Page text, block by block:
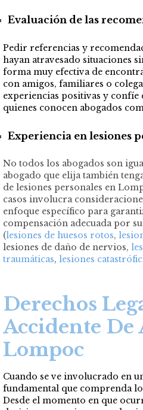
Evaluación de las
Pedir referencias y
hayan atravesado situaciones
forma muy efectiva de
con amigos, familiares o
experiencias positivas y confíe
quienes conocen abogados
Experiencia en lesiones
No todos los abogados son
abogado que elija también
de lesiones personales en
casos involucra
enfoque específico para
compensación adecuada por
(lesiones de huesos rotos,
lesiones de daño de nervios,
traumáticas, lesiones
Derechos
Accidente De
Lompoc
Cuando se ve involucrado en
fundamental que comprenda
Desde el momento en que